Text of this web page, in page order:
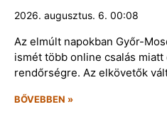
2026. augusztus. 6. 00:08
Az elmúlt napokban Győr-
ismét több online csalás
rendőrségre. Az elkövetők
BŐVEBBEN »